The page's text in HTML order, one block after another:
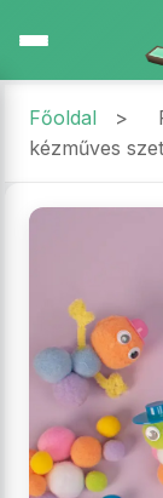
Főoldal >
kézműves